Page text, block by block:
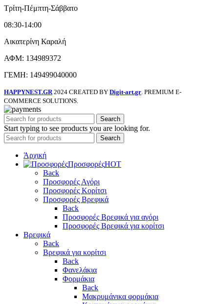
Τρίτη-Πέμπτη-Σάββατο
08:30-14:00
Αικατερίνη Καραλή
ΑΦΜ: 134989372
ΓΕΜΗ: 149499040000
HAPPYNEST.GR 2024 CREATED BY Digit-art.gr . PREMIUM E-
COMMERCE SOLUTIONS.
Search
Start typing to see products you are looking for.
Search
Άρχική
ΠροσφορέςHOT
Back
Προσφορές Αγόρι
Προσφορές Κορίτσι
Προσφορές Βρεφικά
Back
Προσφορές Βρεφικά για αγόρι
Προσφορές Βρεφικά για κορίτσι
Βρεφικά
Back
Βρεφικά για κορίτσι
Back
Φανελάκια
Φορμάκια
Back
Μακρυμάνικα φορμάκια